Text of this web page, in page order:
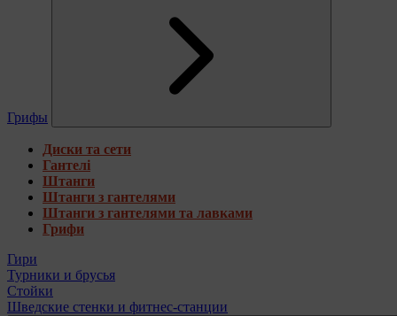
Грифы
Диски та сети
Гантелі
Штанги
Штанги з гантелями
Штанги з гантелями та лавками
Грифи
Гири
Турники и брусья
Стойки
Шведские стенки и фитнес-станции